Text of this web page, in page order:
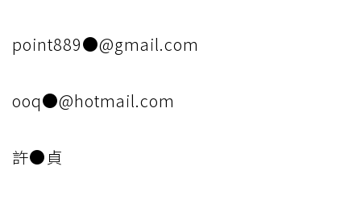
point889●@gmail.com
ooq●@hotmail.com
許●貞